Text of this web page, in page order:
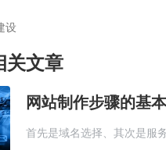
设
关文章
网站制作步骤的基
首先是域名选择、其次是服